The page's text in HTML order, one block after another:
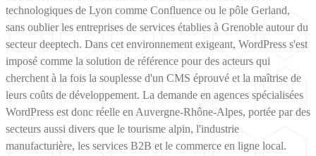
technologiques de Lyon comme Confluence ou le pôle Gerland,
sans oublier les entreprises de services établies à Grenoble autour du
secteur deeptech. Dans cet environnement exigeant, WordPress s'est
imposé comme la solution de référence pour des acteurs qui
cherchent à la fois la souplesse d'un CMS éprouvé et la maîtrise de
leurs coûts de développement. La demande en agences spécialisées
WordPress est donc réelle en Auvergne-Rhône-Alpes, portée par des
secteurs aussi divers que le tourisme alpin, l'industrie
manufacturière, les services B2B et le commerce en ligne local.